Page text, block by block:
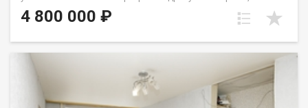
проспект Октябрьский, 60. Общая площадь квартиры
составляет 47 м². Квартира отлично подойдёт для семьи с
изолированные спальни, раздельный санузел и балкон. Окна
квартиры выходят в тихий зелёный двор, что обеспечивает
спокойствие и отсутствие шума от проезжей части. В
4 800 000 ₽